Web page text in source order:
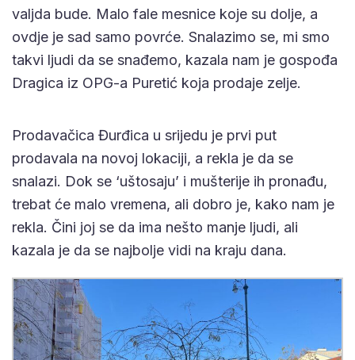
valjda bude. Malo fale mesnice koje su dolje, a
ovdje je sad samo povrće. Snalazimo se, mi smo
takvi ljudi da se snađemo, kazala nam je gospođa
Dragica iz OPG-a Puretić koja prodaje zelje.
Prodavačica Đurđica u srijedu je prvi put
prodavala na novoj lokaciji, a rekla je da se
snalazi. Dok se ‘uštosaju’ i mušterije ih pronađu,
trebat će malo vremena, ali dobro je, kako nam je
rekla. Čini joj se da ima nešto manje ljudi, ali
kazala je da se najbolje vidi na kraju dana.